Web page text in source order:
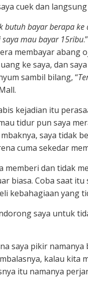
cuek dan
butuh bayar berapa ke
mau bayar 15ribu
membayar abang
ke saya, dan
sambil bilang, “
kejadian itu
tidur pun saya
saya tidak
cuma sekedar
memberi dan tidak
biasa. Coba saat
kebahagiaan yang
saya untuk
saya pikir
kalau kita
itu namanya